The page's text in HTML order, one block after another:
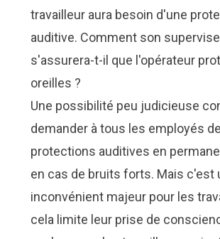
travailleur aura besoin d'une
auditive. Comment son
s'assurera-t-il que l'opérateur
oreilles ?
Une possibilité peu judicieuse
demander à tous les employés
protections auditives en
en cas de bruits forts. Mais c'est
inconvénient majeur pour les
cela limite leur prise de